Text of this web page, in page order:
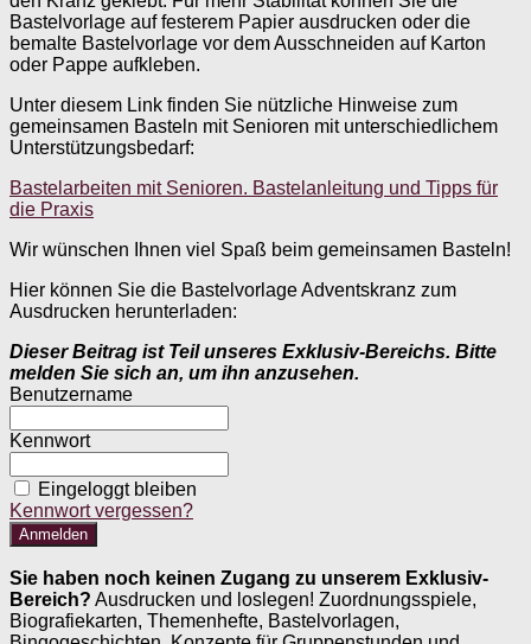
Bastelvorlage auf festerem Papier ausdrucken oder die
bemalte Bastelvorlage vor dem Ausschneiden auf Karton
oder Pappe aufkleben.
Unter diesem Link finden Sie nützliche Hinweise zum
gemeinsamen Basteln mit Senioren mit unterschiedlichem
Unterstützungsbedarf:
Bastelarbeiten mit Senioren. Bastelanleitung und Tipps für
die Praxis
Wir wünschen Ihnen viel Spaß beim gemeinsamen Basteln!
Hier können Sie die Bastelvorlage Adventskranz zum
Ausdrucken herunterladen:
Dieser Beitrag ist Teil unseres Exklusiv-Bereichs. Bitte
melden Sie sich an, um ihn anzusehen.
Benutzername
Kennwort
Eingeloggt bleiben
Kennwort vergessen?
Sie haben noch keinen Zugang zu unserem Exklusiv-
Bereich? Ausdrucken und loslegen! Zuordnungsspiele,
Biografiekarten, Themenhefte, Bastelvorlagen,